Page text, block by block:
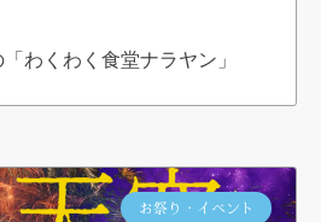
わくわく食堂ナラヤン」
お祭り・イベント